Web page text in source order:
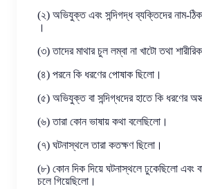
(২) অভিযুক্ত এবং সন্দিগদ্ধ ব্যক্তিদের নাম-
।
(৩) তাদের মাথার চুল লম্বা না খাটো তথা শারীরিক
(৪) পরনে কি ধরণের পোষাক ছিলো।
(৫) অভিযুক্ত বা সন্দিগ্ধদের হাতে কি ধরণের
(৬) তারা কোন ভাষায় কথা বলেছিলো।
(৭) ঘটনাস্থলে তারা কতক্ষণ ছিলো।
(৮) কোন দিক দিয়ে ঘটনাস্থলে ঢুকেছিলো এবং
চলে গিয়েছিলো।